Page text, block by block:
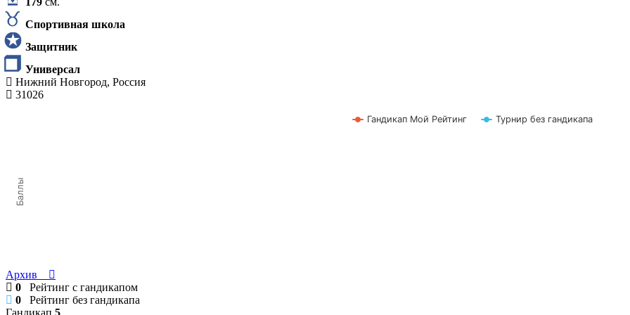
Спортивная школа
Защитник
Универсал
Нижний Новгород, Россия
31026
Баллы
Гандикап Мой Рейтинг Турнир без гандикапа
Архив
0 Рейтинг с гандикапом
0 Рейтинг без гандикапа
Гандикап 5